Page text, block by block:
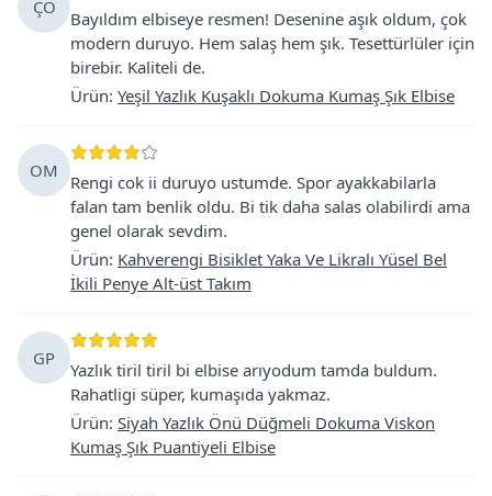
ÇO
Bayıldım elbiseye resmen! Desenine aşık oldum, çok
modern duruyo. Hem salaş hem şık. Tesettürlüler için
birebir. Kaliteli de.
Ürün: Yeşil Yazlık Kuşaklı Dokuma Kumaş Şık Elbise
OM
Rengi cok ii duruyo ustumde. Spor ayakkabilarla
falan tam benlik oldu. Bi tik daha salas olabilirdi ama
genel olarak sevdim.
Ürün: Kahverengi Bisiklet Yaka Ve Likralı Yüsel Bel
İkili Penye Alt-üst Takım
GP
Yazlık tiril tiril bi elbise arıyodum tamda buldum.
Rahatligi süper, kumaşıda yakmaz.
Ürün: Siyah Yazlık Önü Düğmeli Dokuma Viskon
Kumaş Şık Puantiyeli Elbise